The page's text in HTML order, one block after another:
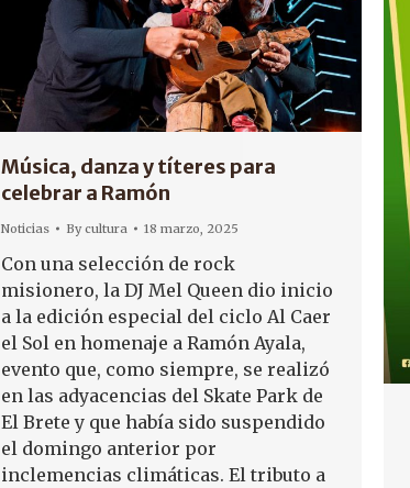
Música, danza y títeres para
celebrar a Ramón
Noticias Bycultura 18 marzo, 2025
Con una selección de rock
misionero, la DJ Mel Queen dio inicio
a la edición especial del ciclo Al Caer
el Sol en homenaje a Ramón Ayala,
evento que, como siempre, se realizó
en las adyacencias del Skate Park de
El Brete y que había sido suspendido
el domingo anterior por
inclemencias climáticas. El tributo a